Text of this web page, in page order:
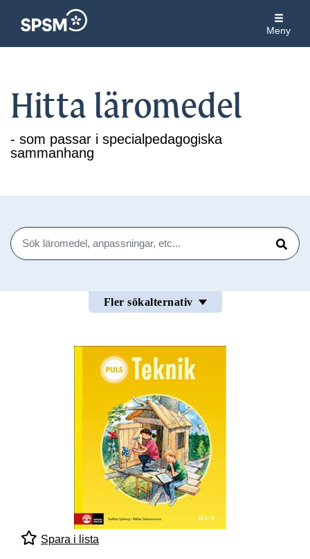
Meny
Hitta läromedel
- som passar i specialpedagogiska
sammanhang
Sök
Sök
Fler sökalternativ
Spara i lista